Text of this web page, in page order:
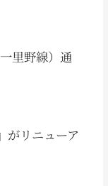
里野線）通
がリニューア